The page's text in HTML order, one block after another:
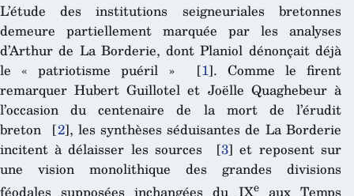
L’étude des institutions seigneuriales bretonnes
demeure partiellement marquée par les analyses
d’Arthur de La Borderie, dont Planiol dénonçait déjà
le « patriotisme puéril »
[1]. Comme le firent
remarquer Hubert Guillotel et Joëlle Quaghebeur à
l’occasion du centenaire de la mort de l’érudit
breton [2], les synthèses séduisantes de La Borderie
incitent à délaisser les sources
[3] et reposent sur
une vision monolithique des grandes divisions
féodales supposées inchangées du IXeaux Temps